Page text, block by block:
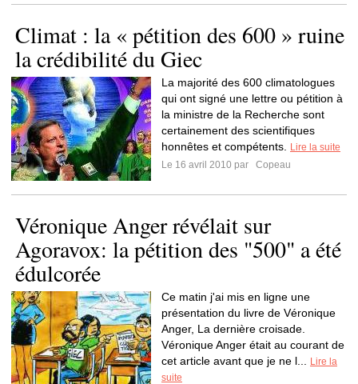
Climat : la « pétition des 600 » ruine
la crédibilité du Giec
La majorité des 600 climatologues
qui ont signé une lettre ou pétition à
la ministre de la Recherche sont
certainement des scientifiques
honnêtes et compétents.
Lire la suite
Le 16 avril 2010 par
Copeau
Véronique Anger révélait sur
Agoravox: la pétition des "500" a été
édulcorée
Ce matin j'ai mis en ligne une
présentation du livre de Véronique
Anger, La dernière croisade.
Véronique Anger était au courant de
cet article avant que je ne l...
Lire la
suite